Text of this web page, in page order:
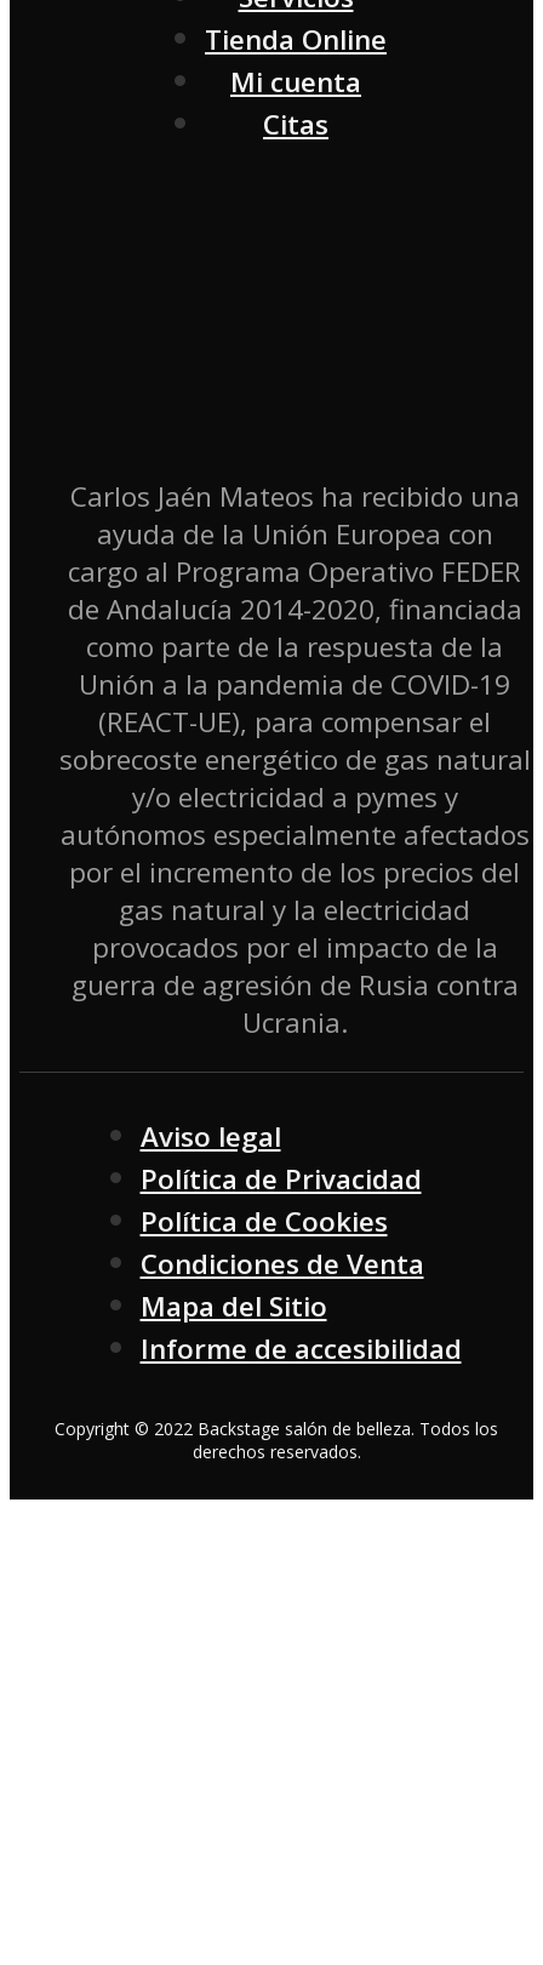
Tienda Online
Mi cuenta
Citas
Carlos Jaén Mateos ha recibido una
ayuda de la Unión Europea con
cargo al Programa Operativo FEDER
de Andalucía 2014-2020, financiada
como parte de la respuesta de la
Unión a la pandemia de COVID-19
(REACT-UE), para compensar el
sobrecoste energético de gas natural
y/o electricidad a pymes y
autónomos especialmente afectados
por el incremento de los precios del
gas natural y la electricidad
provocados por el impacto de la
guerra de agresión de Rusia contra
Ucrania.
Copyright © 2022 Backstage salón de belleza. Todos los
derechos reservados.
Aviso legal
Política de Privacidad
Política de Cookies
Condiciones de Venta
Mapa del Sitio
Informe de accesibilidad